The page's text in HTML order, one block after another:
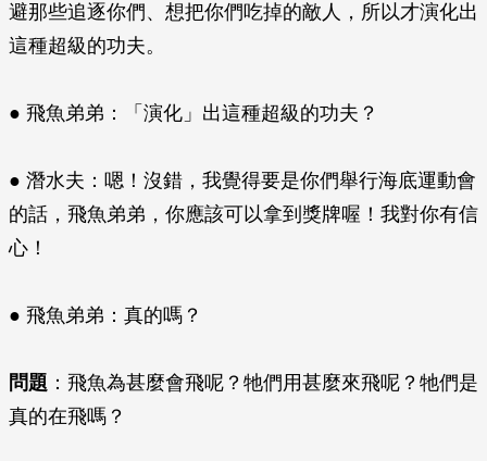
避那些追逐你們、想把你們吃掉的敵人，所以才演化出
這種超級的功夫。
● 飛魚弟弟：「演化」出這種超級的功夫？
● 潛水夫：嗯！沒錯，我覺得要是你們舉行海底運動會
的話，飛魚弟弟，你應該可以拿到獎牌喔！我對你有信
心！
● 飛魚弟弟：真的嗎？
問題 ：飛魚為甚麼會飛呢？牠們用甚麼來飛呢？牠們是
真的在飛嗎？